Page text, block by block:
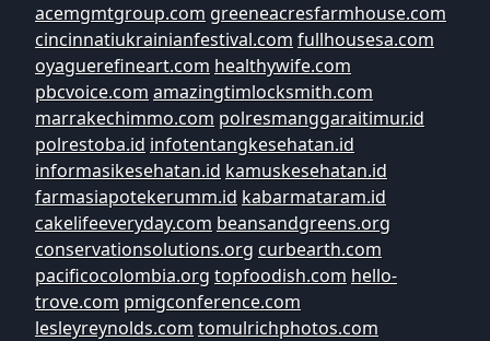
acemgmtgroup.com greeneacresfarmhouse.com
cincinnatiukrainianfestival.com fullhousesa.com
oyaguerefineart.com healthywife.com
pbcvoice.com amazingtimlocksmith.com
marrakechimmo.com polresmanggaraitimur.id
polrestoba.id infotentangkesehatan.id
informasikesehatan.id kamuskesehatan.id
farmasiapotekerumm.id kabarmataram.id
cakelifeeveryday.com beansandgreens.org
conservationsolutions.org curbearth.com
pacificocolombia.org topfoodish.com hello-
trove.com pmigconference.com
lesleyreynolds.com tomulrichphotos.com